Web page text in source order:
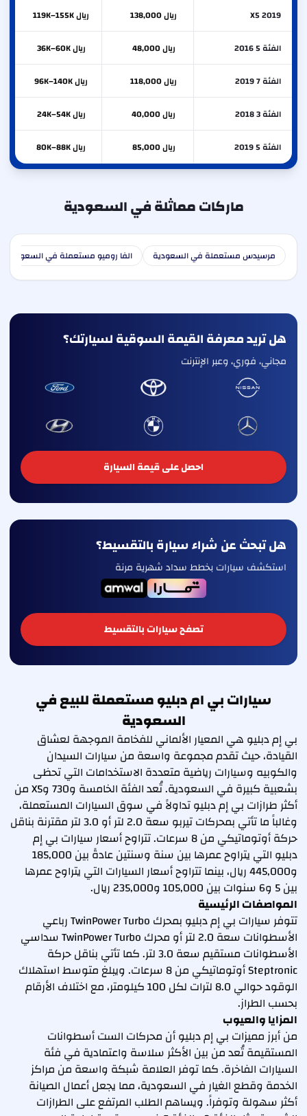
X5 2019 ريال 138,000 ريال 119K–155K
الفئة 5 2016 ريال 48,000 ريال 36K–60K
الفئة 7 2019 ريال 118,000 ريال 96K–140K
الفئة 3 2018 ريال 40,000 ريال 24K–54K
الفئة 5 2019 ريال 85,000 ريال 80K–88K
ماركات مماثلة في السعودية
مرسيدس مستعملة في السعودية الفا روميو مستعملة في السعودية
هل تريد معرفة القيمة السوقية لسيارتك؟
مجاني، فوري، وعبر الإنترنت
احصل على قيمة السيارة
هل تبحث عن شراء سيارة بالتقسيط؟
استكشف سيارات بخطط سداد شهرية مرنة
تصفح سيارات بالتقسيط
سيارات بي ام دبليو مستعملة للبيع في
السعودية
بي إم دبليو هي المعيار الألماني للفخامة الموجهة لعشاق
القيادة، حيث تقدم مجموعة واسعة من سيارات السيدان
والكوبيه وسيارات رياضية متعددة الاستخدامات التي تحظى
بشعبية كبيرة في السعودية. تُعد الفئة الخامسة و730 وX5 من
أكثر طرازات بي إم دبليو تداولاً في سوق السيارات المستعملة،
وغالباً ما تأتي بمحركات تيربو سعة 2.0 لتر أو 3.0 لتر مقترنة بناقل
حركة أوتوماتيكي من 8 سرعات. تتراوح أسعار سيارات بي إم
دبليو التي يتراوح عمرها بين سنة وسنتين عادةً بين 185,000
و445,000 ريال، بينما تتراوح أسعار السيارات التي يتراوح عمرها
بين 5 و6 سنوات بين 105,000 و235,000 ريال.
المواصفات الرئيسية
تتوفر سيارات بي إم دبليو بمحرك TwinPower Turbo رباعي
الأسطوانات سعة 2.0 لتر أو محرك TwinPower Turbo سداسي
الأسطوانات مستقيم سعة 3.0 لتر. كما تأتي بناقل حركة
Steptronic أوتوماتيكي من 8 سرعات. ويبلغ متوسط استهلاك
الوقود حوالي 8.0 لترات لكل 100 كيلومتر، مع اختلاف الأرقام
بحسب الطراز.
المزايا والعيوب
من أبرز مميزات بي إم دبليو أن محركات الست أسطوانات
المستقيمة تُعد من بين الأكثر سلاسة واعتمادية في فئة
السيارات الفاخرة. كما توفر العلامة شبكة واسعة من مراكز
الخدمة وقطع الغيار في السعودية، مما يجعل أعمال الصيانة
أكثر سهولة وتوفراً. ويساهم الطلب المرتفع على الطرازات